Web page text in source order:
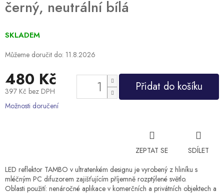
černý, neutrální bílá
SKLADEM
Můžeme doručit do: 11.8.2026
480 Kč
397 Kč bez DPH
Měrná
Přidat do košíku
Možnosti doručení
ZEPTAT SE
SDÍLET
LED reflektor TAMBO v ultratenkém designu je vyrobený z hliníku s
mléčným PC difuzorem zajišťujícím příjemně rozptýlené světlo.
Oblasti použití: nenáročné aplikace v komerčních a privátních objektech a